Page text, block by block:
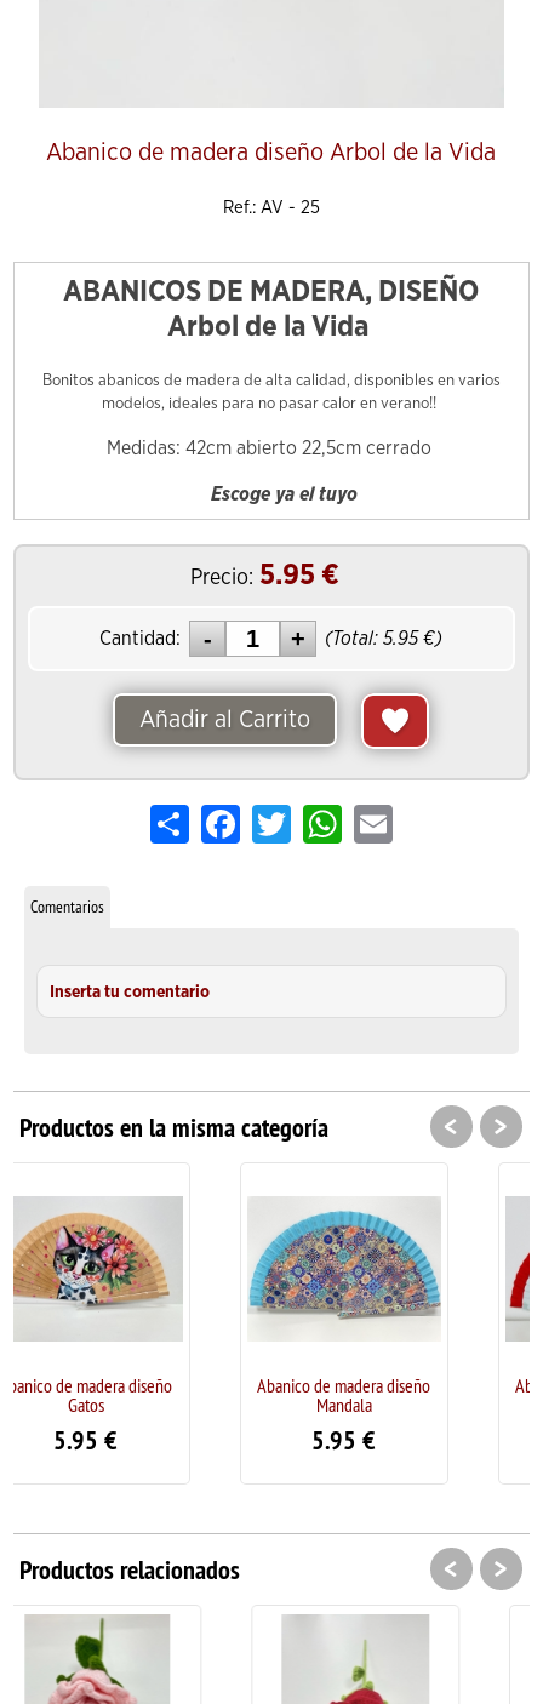
Abanico de madera diseño Arbol de la Vida
Ref.: AV - 25
ABANICOS DE MADERA, DISEÑO
Arbol de la Vida
Bonitos abanicos de madera de alta calidad, disponibles en varios
modelos, ideales para no pasar calor en verano!!
Medidas: 42cm abierto 22,5cm cerrado
Escoge ya el tuyo
Precio: 5.95 €
Cantidad: (Total:5.95 €)
Añadir al Carrito
Share FacebookTwitterWhatsApp
Email
Comentarios
Inserta tu comentario
Productos en la misma categoría
Abanico de madera diseño
Abanico de madera diseño
< >
Productos relacionados < >